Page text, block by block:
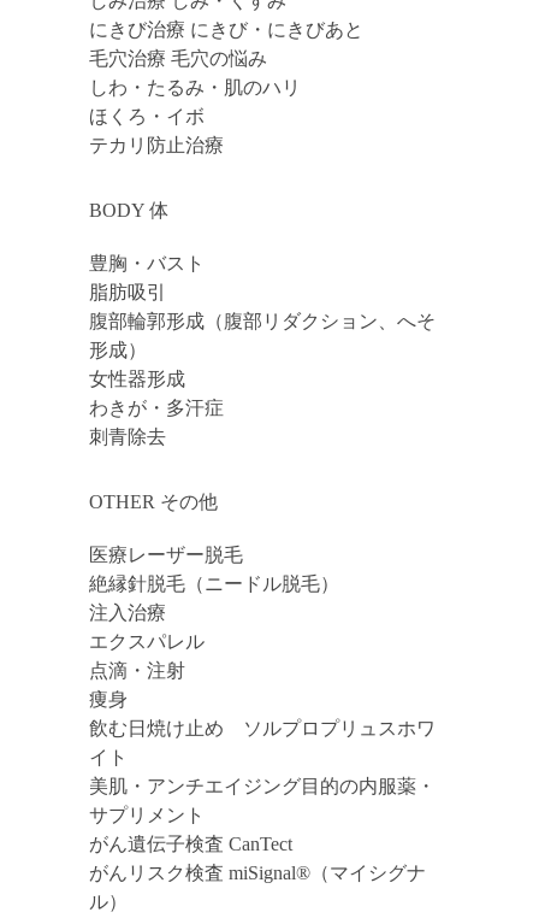
にきび治療 にきび・にきびあと
毛穴治療 毛穴の悩み
しわ・たるみ・肌のハリ
ほくろ・イボ
テカリ防止治療
BODY 体
豊胸・バスト
脂肪吸引
腹部輪郭形成（腹部リダクション、へそ
形成）
女性器形成
わきが・多汗症
刺青除去
OTHER その他
医療レーザー脱毛
絶縁針脱毛（ニードル脱毛）
注入治療
エクスパレル
点滴・注射
痩身
飲む日焼け止め ソルプロプリュスホワ
イト
美肌・アンチエイジング目的の内服薬・
サプリメント
がん遺伝子検査 CanTect
がんリスク検査 miSignal®（マイシグナ
ル）